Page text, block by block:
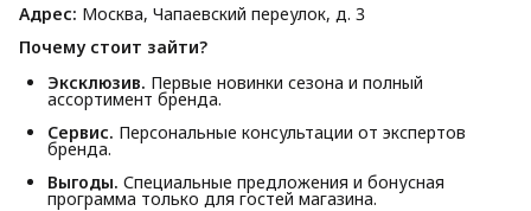
Адрес: Москва, Чапаевский переулок, д. 3
Почему стоит зайти?
Эксклюзив. Первые новинки сезона и полный
ассортимент бренда.
Сервис. Персональные консультации от экспертов
бренда.
Выгоды. Специальные предложения и бонусная
программа только для гостей магазина.